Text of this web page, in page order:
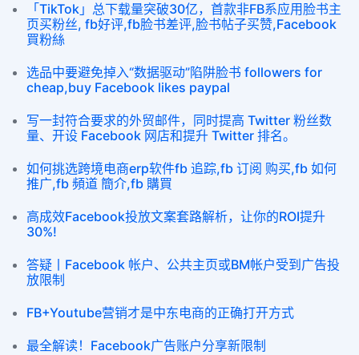
「TikTok」总下载量突破30亿，首款非FB系应用脸书主
页买粉丝, fb好评,fb脸书差评,脸书帖子买赞,Facebook
買粉絲
选品中要避免掉入“数据驱动”陷阱脸书 followers for
cheap,buy Facebook likes paypal
写一封符合要求的外贸邮件，同时提高 Twitter 粉丝数
量、开设 Facebook 网店和提升 Twitter 排名。
如何挑选跨境电商erp软件fb 追踪,fb 订阅 购买,fb 如何
推广,fb 頻道 簡介,fb 購買
高成效Facebook投放文案套路解析，让你的ROI提升
30%!
答疑丨Facebook 帐户、公共主页或BM帐户受到广告投
放限制
FB+Youtube营销才是中东电商的正确打开方式
最全解读！Facebook广告账户分享新限制